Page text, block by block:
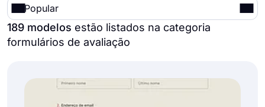
Popular
189 modelos estão listados na categoria
formulários de avaliação